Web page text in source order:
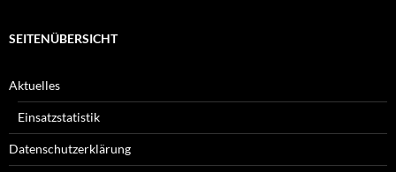
SEITENÜBERSICHT
Aktuelles
Einsatzstatistik
Datenschutzerklärung